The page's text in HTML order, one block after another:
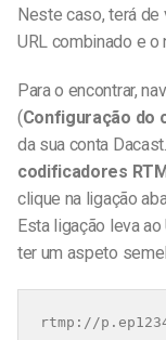
Neste caso, terá de
URL combinado e o
Para o encontrar,
(Configuração do
da sua conta
codificadores
clique na ligação
Esta ligação leva
ter um aspeto
rtmp://